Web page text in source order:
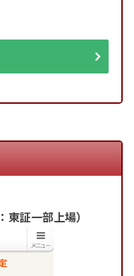
証一部上場）